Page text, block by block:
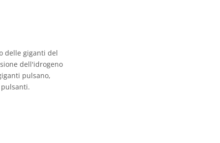
delle giganti del
dell'idrogeno
pulsano,